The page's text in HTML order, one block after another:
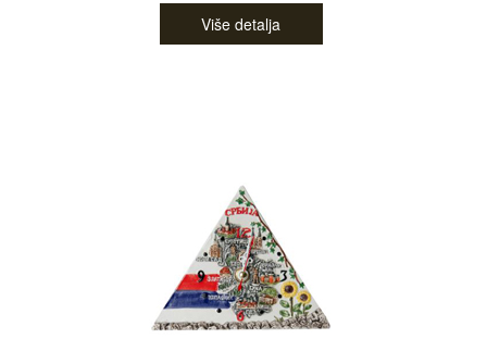
Više detalja